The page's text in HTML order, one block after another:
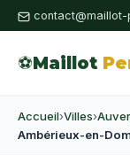
⚽Maillot
Accueil›Villes›
Ambérieux-en-